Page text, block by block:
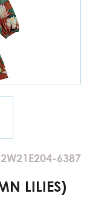
6387
LILIES)